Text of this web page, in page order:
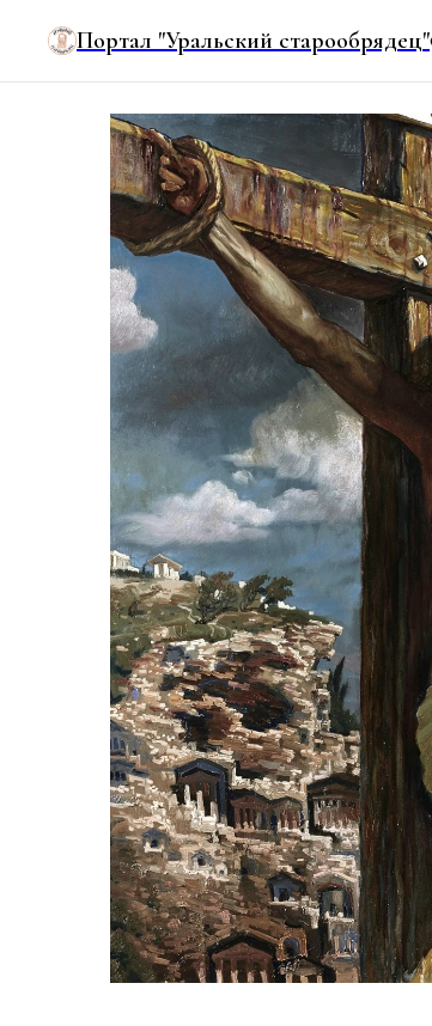
Портал "Уральский старообрядец"